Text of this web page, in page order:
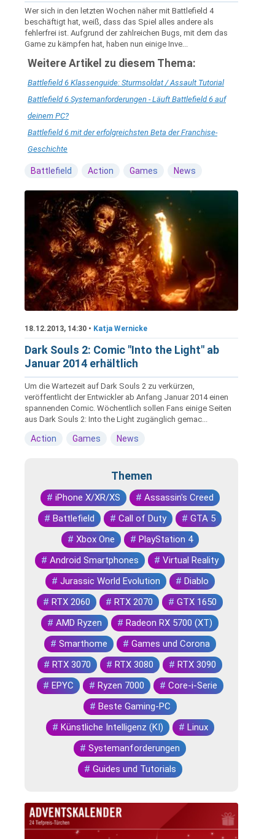
Wer sich in den letzten Wochen näher mit Battlefield 4
beschäftigt hat, weiß, dass das Spiel alles andere als
fehlerfrei ist. Aufgrund der zahlreichen Bugs, mit dem das
Game zu kämpfen hat, haben nun einige Inve...
Weitere Artikel zu diesem Thema:
Battlefield 6 Klassenguide: Sturmsoldat / Assault Tutorial
Battlefield 6 Systemanforderungen - Läuft Battlefield 6 auf
deinem PC?
Battlefield 6 mit der erfolgreichsten Beta der Franchise-
Geschichte
Battlefield Action Games News
18.12.2013, 14:30 • Katja Wernicke
Dark Souls 2: Comic "Into the Light" ab
Januar 2014 erhältlich
Um die Wartezeit auf Dark Souls 2 zu verkürzen,
veröffentlicht der Entwickler ab Anfang Januar 2014 einen
spannenden Comic. Wöchentlich sollen Fans einige Seiten
aus Dark Souls 2: Into the Light zugänglich gemac...
Action Games News
Themen
# iPhone X/XR/XS # Assassin's Creed
# Battlefield # Call of Duty # GTA 5
# Xbox One # PlayStation 4
# Android Smartphones # Virtual Reality
# Jurassic World Evolution # Diablo
# RTX 2060 # RTX 2070 # GTX 1650
# AMD Ryzen # Radeon RX 5700 (XT)
# Smarthome # Games und Corona
# RTX 3070 # RTX 3080 # RTX 3090
# EPYC # Ryzen 7000 # Core-i-Serie
# Beste Gaming-PC
# Künstliche Intelligenz (KI) # Linux
# Systemanforderungen
# Guides und Tutorials